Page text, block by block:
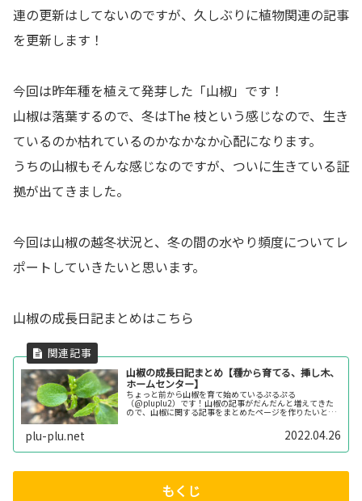
連の更新はしてないのですが、久しぶりに植物関連の記事
を更新します！
今回は昨年種を植えて発芽した「山椒」です！
山椒は落葉するので、冬はThe 枝という感じなので、生き
ているのか枯れているのかなかなか心配になります。
うちの山椒もそんな感じなのですが、ついに生きている証
拠が出てきました。
今回は山椒の越冬状況と、冬の間の水やり頻度についてレ
ポートしていきたいと思います。
山椒の成長日記まとめはこちら
山椒の成長日記まとめ【種から育てる、挿し木、
ホームセンター】
ちょっと前から山椒を育て始めているぷるぷる
（@pluplu2）です！山椒の記事がだんだんと増えてきた
ので、山椒に関する記事をまとめたページを作りたいと思
plu-plu.net 2022.04.26
もくじ